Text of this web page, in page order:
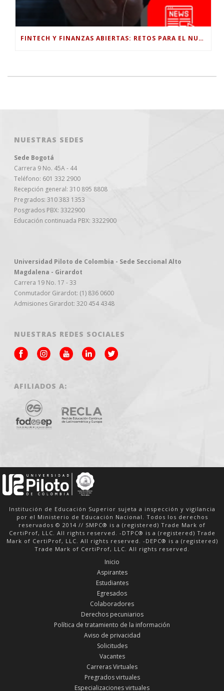
FINTECH Y FINANZAS ABIERTAS: RETOS PARA EL NUEVO GOBIERNO COLOMBIANO
NUESTRAS SEDES
Sede Bogotá
Carrera 9 No. 45A - 44
Teléfono: 601 332 2900
Recepción general: 310 895 8808
Pregrados: 310 383 1353
Posgrados PBX: 3322900
Educación continuada PBX: 3322900
Universidad Piloto de Colombia - Sede Seccional Alto
Magdalena - Girardot
Carrera 19 No. 17 - 33
Conmutador Girardot: (1) 836 0600
Admisiones Girardot: 320 454 4348
NUESTRAS REDES SOCIALES
AFILIADOS A:
Institución de Educación Superior sujeta a inspección y vigilancia
por el Ministerio de Educación Nacional. Todos los derechos
reservados © 2014 // SMPC® is a (registered) Trade Mark of
CertiProf, LLC. All rights reserved. -DTPC® is a (registered) Trade
Mark of CertiProf, LLC. All rights reserved. -DEPC® is a (registered)
Trade Mark of CertiProf, LLC. All rights reserved.
Inicio
Aspirantes
Estudiantes
Egresados
Colaboradores
Derechos pecuniarios
Política de tratamiento de la información
Aviso de privacidad
Solicitudes
Vacantes
Carreras Virtuales
Pregrados virtuales
Especializaciones virtuales